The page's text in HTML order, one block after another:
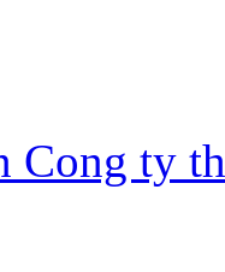
Cong ty